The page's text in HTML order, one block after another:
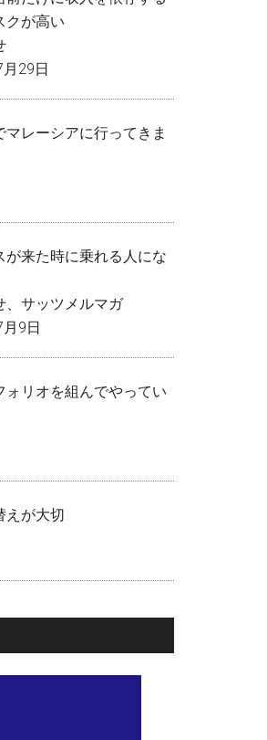
クが高い
29日
レーシアに行ってきま
が来た時に乗れる人にな
サッツメルマガ
9日
リオを組んでやってい
えが大切